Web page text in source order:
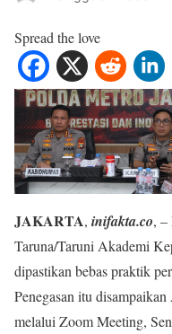
Spread the love
JAKARTA, inifakta.co, –
Taruna/Taruni Akademi
dipastikan bebas praktik
Penegasan itu
melalui Zoom Meeting,